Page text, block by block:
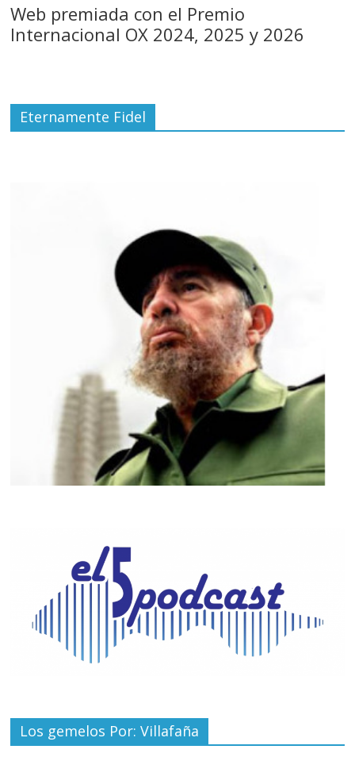
Web premiada con el Premio
Internacional OX 2024, 2025 y 2026
Eternamente Fidel
Los gemelos Por: Villafaña